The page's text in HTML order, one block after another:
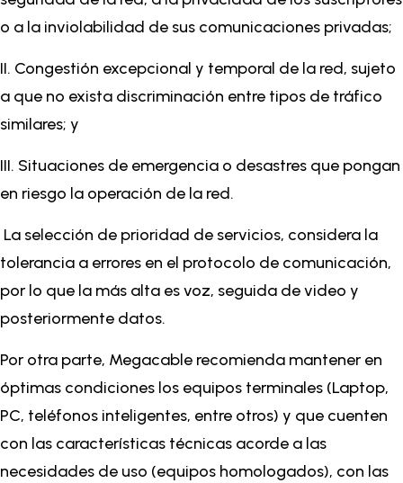
o a la inviolabilidad de sus comunicaciones privadas;
II. Congestión excepcional y temporal de la red, sujeto
a que no exista discriminación entre tipos de tráfico
similares; y
III. Situaciones de emergencia o desastres que pongan
en riesgo la operación de la red.
La selección de prioridad de servicios, considera la
tolerancia a errores en el protocolo de comunicación,
por lo que la más alta es voz, seguida de video y
posteriormente datos.
Por otra parte, Megacable recomienda mantener en
óptimas condiciones los equipos terminales (Laptop,
PC, teléfonos inteligentes, entre otros) y que cuenten
con las características técnicas acorde a las
necesidades de uso (equipos homologados), con las